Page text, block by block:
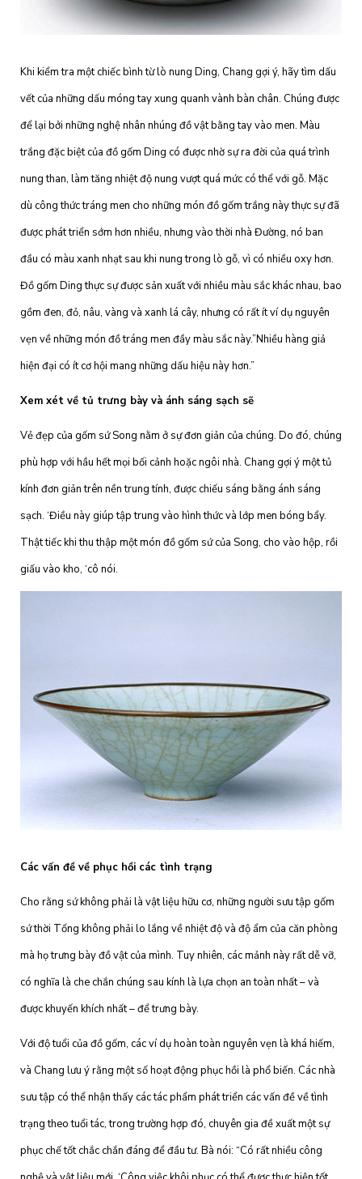
Khi kiểm tra một chiếc bình từ lò nung Ding, Chang gợi ý, hãy tìm dấu
vết của những dấu móng tay xung quanh vành bàn chân. Chúng được
để lại bởi những nghệ nhân nhúng đồ vật bằng tay vào men. Màu
trắng đặc biệt của đồ gốm Ding có được nhờ sự ra đời của quá trình
nung than, làm tăng nhiệt độ nung vượt quá mức có thể với gỗ. Mặc
dù công thức tráng men cho những món đồ gốm trắng này thực sự đã
được phát triển sớm hơn nhiều, nhưng vào thời nhà Đường, nó ban
đầu có màu xanh nhạt sau khi nung trong lò gỗ, vì có nhiều oxy hơn.
Đồ gốm Ding thực sự được sản xuất với nhiều màu sắc khác nhau, bao
gồm đen, đỏ, nâu, vàng và xanh lá cây, nhưng có rất ít ví dụ nguyên
vẹn về những món đồ tráng men đầy màu sắc này.”Nhiều hàng giả
hiện đại có ít cơ hội mang những dấu hiệu này hơn.”
Xem xét về tủ trưng bày và ánh sáng sạch sẽ
Vẻ đẹp của gốm sứ Song nằm ở sự đơn giản của chúng. Do đó, chúng
phù hợp với hầu hết mọi bối cảnh hoặc ngôi nhà. Chang gợi ý một tủ
kính đơn giản trên nền trung tính, được chiếu sáng bằng ánh sáng
sạch. ‘Điều này giúp tập trung vào hình thức và lớp men bóng bẩy.
Thật tiếc khi thu thập một món đồ gốm sứ của Song, cho vào hộp, rồi
giấu vào kho, ‘cô nói.
Các vấn đề về phục hồi các tình trạng
Cho rằng sứ không phải là vật liệu hữu cơ, những người sưu tập gốm
sứ thời Tống không phải lo lắng về nhiệt độ và độ ẩm của căn phòng
mà họ trưng bày đồ vật của mình. Tuy nhiên, các mảnh này rất dễ vỡ,
có nghĩa là che chắn chúng sau kính là lựa chọn an toàn nhất – và
được khuyến khích nhất – để trưng bày.
Với độ tuổi của đồ gốm, các ví dụ hoàn toàn nguyên vẹn là khá hiếm,
và Chang lưu ý rằng một số hoạt động phục hồi là phổ biến. Các nhà
sưu tập có thể nhận thấy các tác phẩm phát triển các vấn đề về tình
trạng theo tuổi tác, trong trường hợp đó, chuyên gia đề xuất một sự
phục chế tốt chắc chắn đáng để đầu tư. Bà nói: “Có rất nhiều công